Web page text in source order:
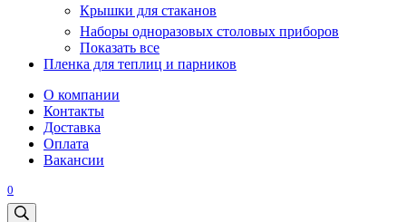
Крышки для стаканов
Наборы одноразовых столовых приборов
Показать все
Пленка для теплиц и парников
О компании
Контакты
Доставка
Оплата
Вакансии
0